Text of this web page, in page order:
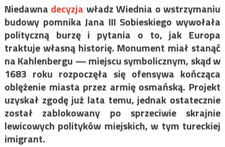
Niedawna decyzja władz Wiednia o wstrzymaniu
budowy pomnika Jana III Sobieskiego wywołała
polityczną burzę i pytania o to, jak Europa
traktuje własną historię. Monument miał stanąć
na Kahlenbergu — miejscu symbolicznym, skąd w
1683 roku rozpoczęła się ofensywa kończąca
oblężenie miasta przez armię osmańską. Projekt
uzyskał zgodę już lata temu, jednak ostatecznie
został zablokowany po sprzeciwie skrajnie
lewicowych polityków miejskich, w tym tureckiej
imigrant.